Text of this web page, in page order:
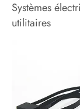
Systèmes
utilitaires